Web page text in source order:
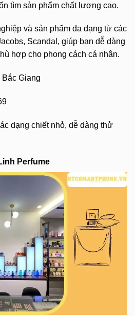
tìm sản phẩm chất lượng cao.
và sản phẩm đa dạng từ các
Scandal, giúp bạn dễ dàng
hợp cho phong cách cá nhân.
Giang
dạng chiết nhỏ, dễ dàng thử
Perfume